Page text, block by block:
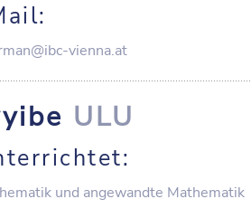
vienna.at
ULU
und angewandte Mathematik